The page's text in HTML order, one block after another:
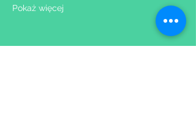
Pokaż więcej